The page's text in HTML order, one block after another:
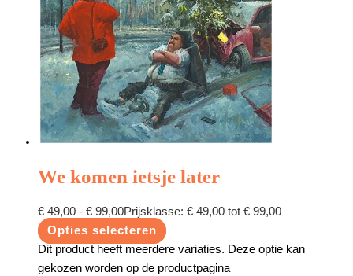
We komen ietsje later
€ 49,00 - € 99,00Prijsklasse: € 49,00 tot € 99,00
Opties selecteren
Dit product heeft meerdere variaties. Deze optie kan
gekozen worden op de productpagina